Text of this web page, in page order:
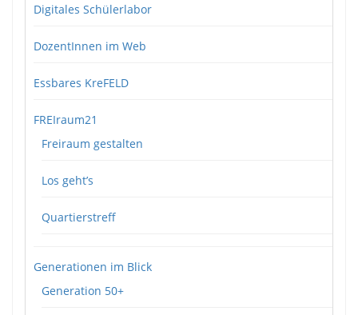
Digitales Schülerlabor
DozentInnen im Web
Essbares KreFELD
FREIraum21
Freiraum gestalten
Los geht’s
Quartierstreff
Generationen im Blick
Generation 50+